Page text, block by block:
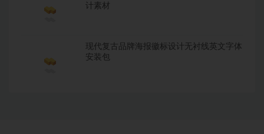
计素材
现代复古品牌海报徽标设计无衬线英文字体
安装包